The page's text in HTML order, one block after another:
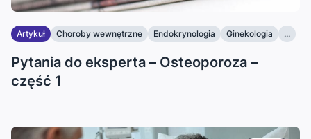
Artykuł Choroby wewnętrzne Endokrynologia Ginekologia ...
Pytania do eksperta – Osteoporoza –
część 1